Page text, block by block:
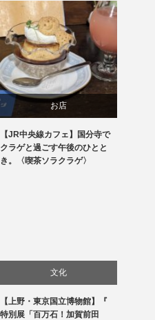
お店
食べ物
【JR中央線カフェ】国分寺で
クラゲと過ごす午後のひとと
き。〈喫茶ソラクラゲ〉
文化
美術展・美術館・博物館巡り
【上野・東京国立博物館】『
特別展「百万石！加賀前田